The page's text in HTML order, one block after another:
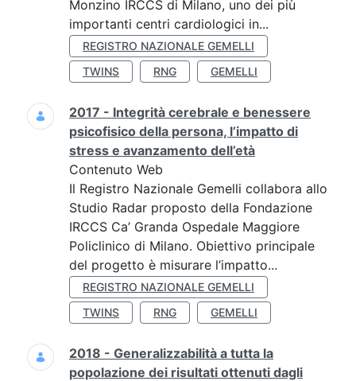
Monzino IRCCS di Milano, uno dei più
importanti centri cardiologici in...
REGISTRO NAZIONALE GEMELLI
TWINS
RNG GEMELLI
2017 - Integrità cerebrale e benessere
psicofisico della persona, l’impatto di
stress e avanzamento dell’età
Contenuto Web
Il Registro Nazionale Gemelli collabora allo
Studio Radar proposto della Fondazione
IRCCS Ca’ Granda Ospedale Maggiore
Policlinico di Milano. Obiettivo principale
del progetto è misurare l’impatto...
REGISTRO NAZIONALE GEMELLI
TWINS
RNG GEMELLI
2018 - Generalizzabilità a tutta la
popolazione dei risultati ottenuti dagli